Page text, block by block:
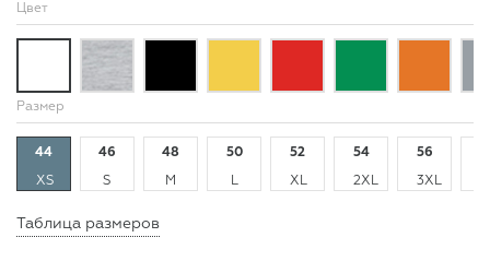
Цвет
Размер
44
XS
46
S
48
M
50
L
52
XL
54
2XL
56
3XL
Таблица размеров